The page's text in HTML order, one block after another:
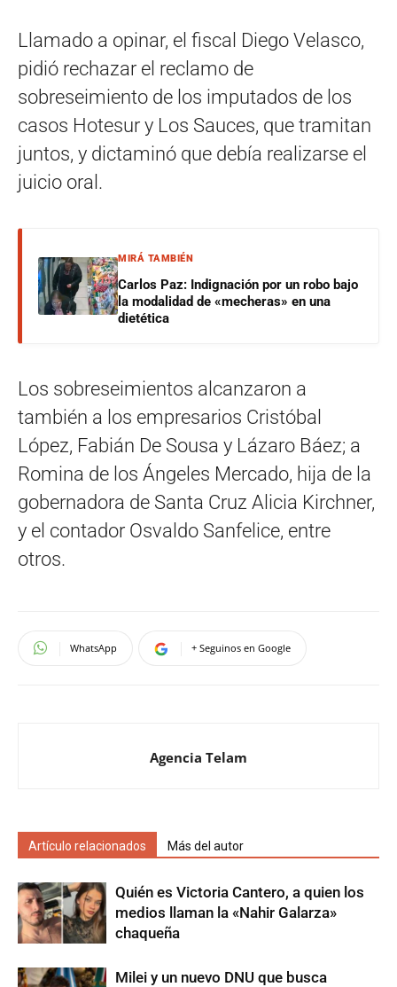
Llamado a opinar, el fiscal Diego Velasco,
pidió rechazar el reclamo de
sobreseimiento de los imputados de los
casos Hotesur y Los Sauces, que tramitan
juntos, y dictaminó que debía realizarse el
juicio oral.
MIRÁ TAMBIÉN
Carlos Paz: Indignación por un robo bajo
la modalidad de «mecheras» en una
dietética
Los sobreseimientos alcanzaron a
también a los empresarios Cristóbal
López, Fabián De Sousa y Lázaro Báez; a
Romina de los Ángeles Mercado, hija de la
gobernadora de Santa Cruz Alicia Kirchner,
y el contador Osvaldo Sanfelice, entre
otros.
WhatsApp + Seguinos en Google
Agencia Telam
Artículo relacionados Más del autor
Quién es Victoria Cantero, a quien los
medios llaman la «Nahir Galarza»
chaqueña
Milei y un nuevo DNU que busca